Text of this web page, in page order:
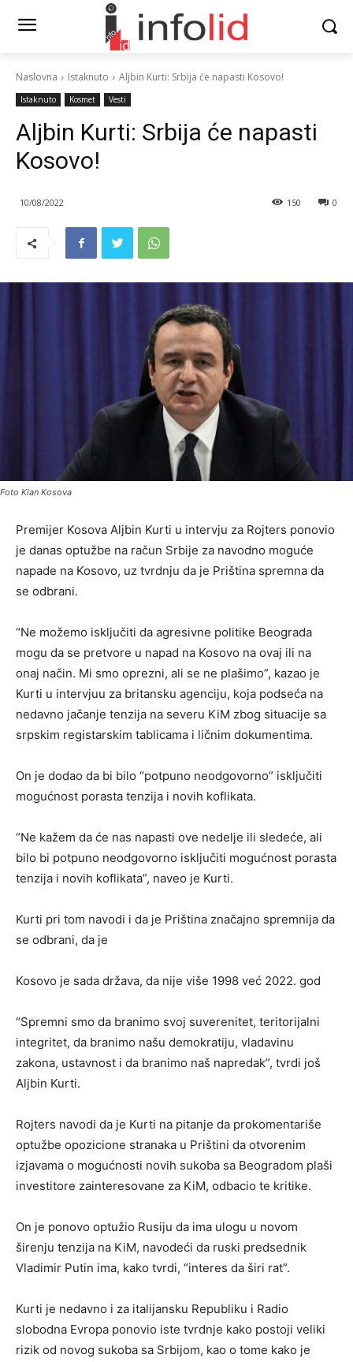
Naslovna Istaknuto Aljbin Kurti: Srbija će napasti Kosovo!
Istaknuto Kosmet Vesti
Aljbin Kurti: Srbija će napasti
Kosovo!
10/08/2022 0
150
Foto Klan Kosova
Premijer Kosova Aljbin Kurti u intervju za Rojters ponovio
je danas optužbe na račun Srbije za navodno moguće
napade na Kosovo, uz tvrdnju da je Priština spremna da
se odbrani.
“Ne možemo isključiti da agresivne politike Beograda
mogu da se pretvore u napad na Kosovo na ovaj ili na
onaj način. Mi smo oprezni, ali se ne plašimo”, kazao je
Kurti u intervjuu za britansku agenciju, koja podseća na
nedavno jačanje tenzija na severu KiM zbog situacije sa
srpskim registarskim tablicama i ličnim dokumentima.
On je dodao da bi bilo “potpuno neodgovorno” isključiti
mogućnost porasta tenzija i novih koflikata.
“Ne kažem da će nas napasti ove nedelje ili sledeće, ali
bilo bi potpuno neodgovorno isključiti mogućnost porasta
tenzija i novih koflikata”, naveo je Kurti.
Kurti pri tom navodi i da je Priština značajno spremnija da
se odbrani, da je
Kosovo je sada država, da nije više 1998 već 2022. god
“Spremni smo da branimo svoj suverenitet, teritorijalni
integritet, da branimo našu demokratiju, vladavinu
zakona, ustavnost i da branimo naš napredak”, tvrdi još
Aljbin Kurti.
Rojters navodi da je Kurti na pitanje da prokomentariše
optužbe opozicione stranaka u Prištini da otvorenim
izjavama o mogućnosti novih sukoba sa Beogradom plaši
investitore zainteresovane za KiM, odbacio te kritike.
On je ponovo optužio Rusiju da ima ulogu u novom
širenju tenzija na KiM, navodeći da ruski predsednik
Vladimir Putin ima, kako tvrdi, “interes da širi rat”.
Kurti je nedavno i za italijansku Republiku i Radio
slobodna Evropa ponovio iste tvrdnje kako postoji veliki
rizik od novog sukoba sa Srbijom, kao o tome kako je